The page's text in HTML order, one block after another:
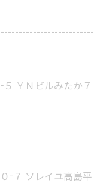
ＹＮビルみたか７
−７ ソレイユ高島平